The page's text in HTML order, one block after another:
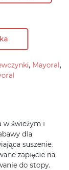
, Mayoral,
w świeżym i
dla
suszenie.
zapięcie na
do stopy.